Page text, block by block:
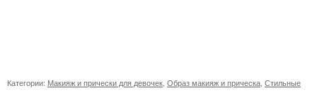
Категории: Макияж и прически для девочек Образ макияж и прическа Стильные